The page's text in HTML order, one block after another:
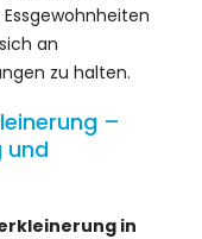
an
zu halten.
–
und
in